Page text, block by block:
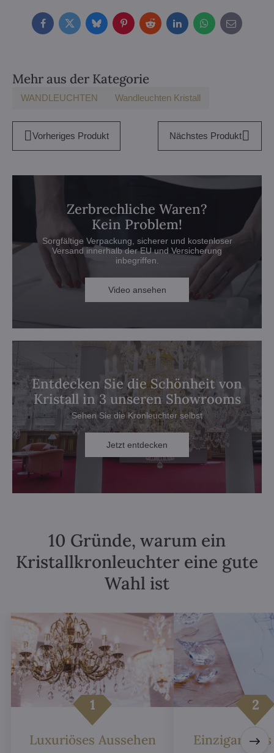
FacebookTwitterBlueskyPinterestRedditLinkedInWhatsApp
E-
mail
Mehr aus der Kategorie
WANDLEUCHTEN Wandleuchten Kristall
Vorheriges Produkt Nächstes Produkt
Zerbrechliche Waren?
Kein Problem!
Sorgfältige Verpackung, sicherer und kostenloser
Versand innerhalb der EU und Versicherung
inbegriffen.
Video ansehen
Entdecken Sie die Schönheit von
Kristall in 3 unseren Showrooms
Sehen Sie die Kronleuchter selbst
Jetzt entdecken
10 Gründe, warum ein
Kristallkronleuchter eine gute
Wahl ist
Luxuriöses Aussehen